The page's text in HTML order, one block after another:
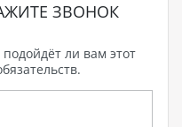
ЗВОНОК
ли вам этот